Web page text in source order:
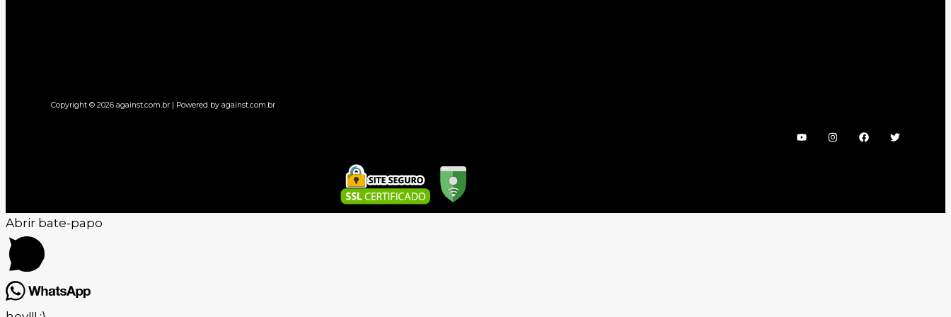
Copyright © 2026 against.com.br | Powered by against.com.br
Abrir bate-papo